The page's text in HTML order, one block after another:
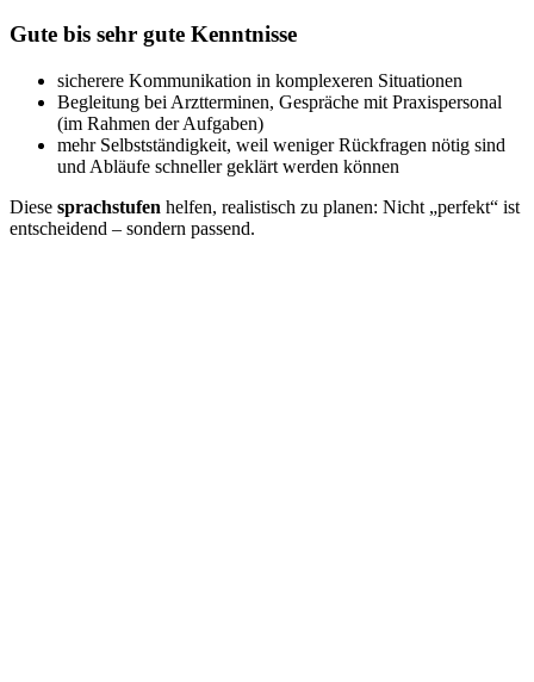
Gute bis sehr gute Kenntnisse
sicherere Kommunikation in komplexeren Situationen
Begleitung bei Arztterminen, Gespräche mit Praxispersonal
(im Rahmen der Aufgaben)
mehr Selbstständigkeit, weil weniger Rückfragen nötig sind
und Abläufe schneller geklärt werden können
Diese sprachstufen helfen, realistisch zu planen: Nicht „perfekt“ ist
entscheidend – sondern passend.